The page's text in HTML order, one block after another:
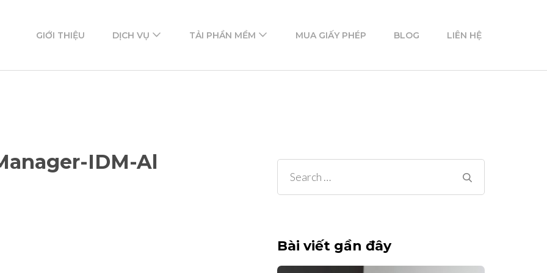
GIỚI THIỆU DỊCH VỤ TẢI PHẦN MỀM MUA GIẤY PHÉP BLOG LIÊN HỆ
IDM-Al
Search
for:
Bài viết gần đây